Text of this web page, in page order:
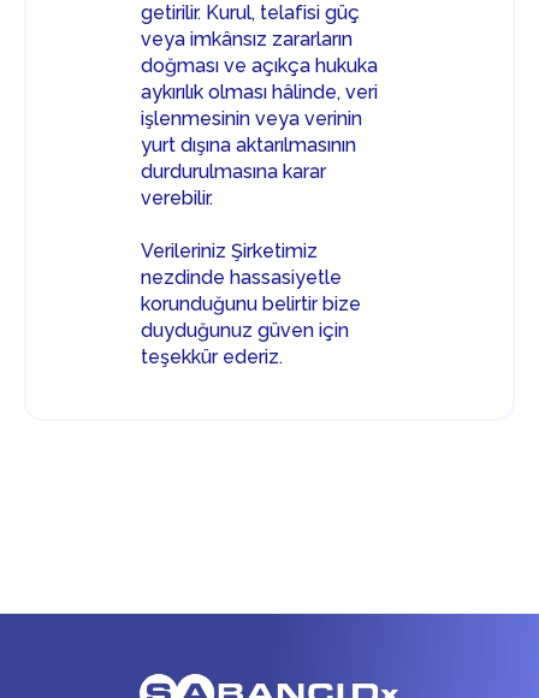
getirilir. Kurul, telafisi güç
veya imkânsız zararların
doğması ve açıkça hukuka
aykırılık olması hâlinde, veri
işlenmesinin veya verinin
yurt dışına aktarılmasının
durdurulmasına karar
verebilir.
Verileriniz Şirketimiz
nezdinde hassasiyetle
korunduğunu belirtir bize
duyduğunuz güven için
teşekkür ederiz.